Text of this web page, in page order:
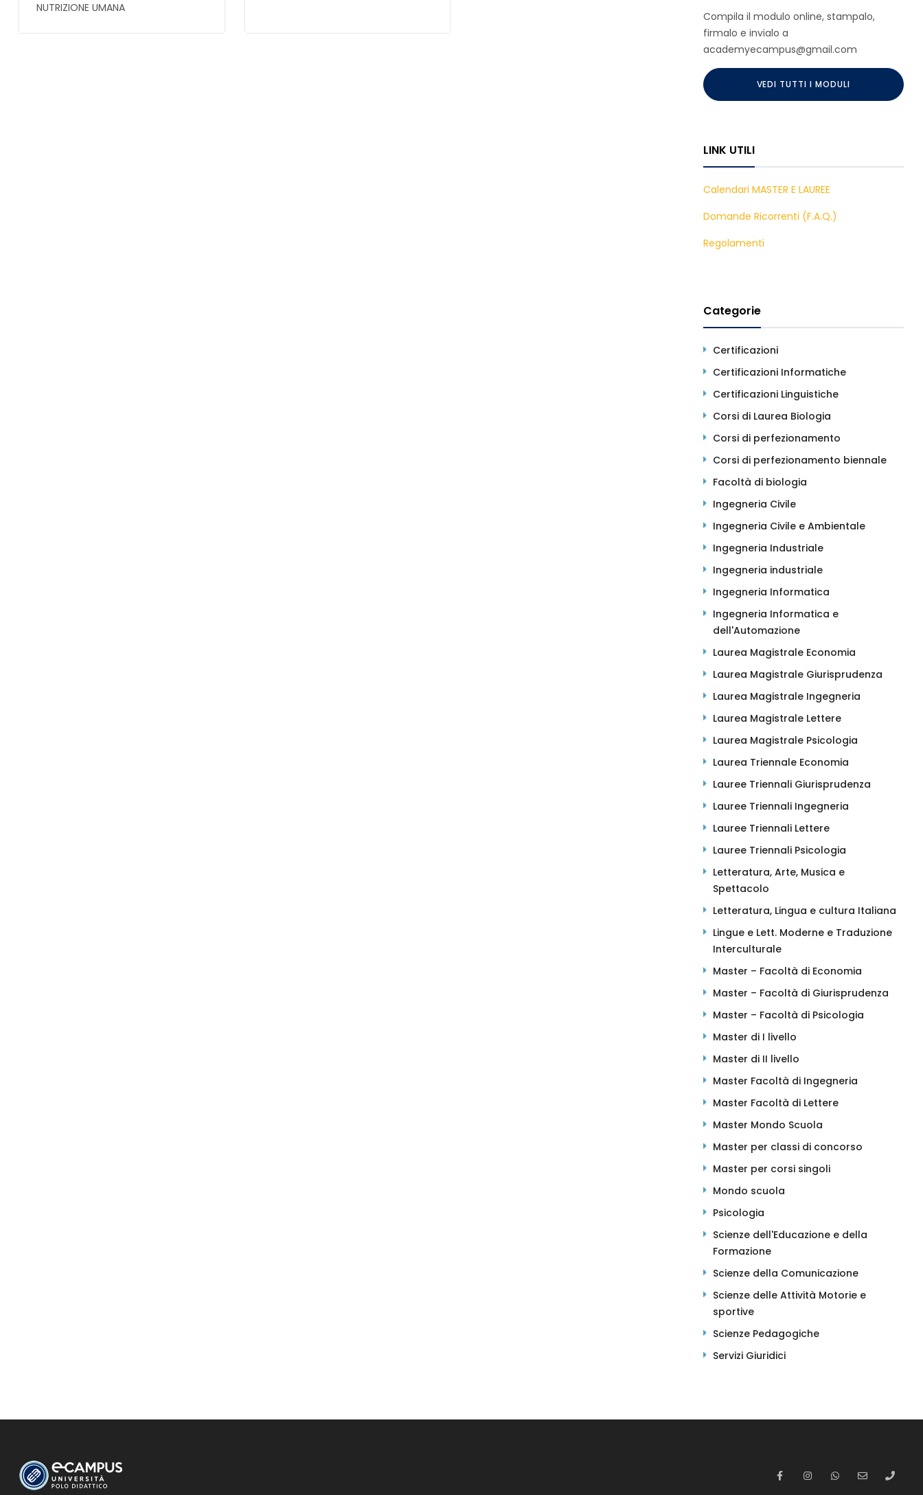
NUTRIZIONE UMANA
Compila il modulo online, stampalo,
firmalo e invialo a
academyecampus@gmail.com
VEDI TUTTI I MODULI
LINK UTILI
Calendari MASTER E LAUREE
Domande Ricorrenti (F.A.Q.)
Regolamenti
Categorie
Certificazioni
Certificazioni Informatiche
Certificazioni Linguistiche
Corsi di Laurea Biologia
Corsi di perfezionamento
Corsi di perfezionamento biennale
Facoltà di biologia
Ingegneria Civile
Ingegneria Civile e Ambientale
Ingegneria Industriale
Ingegneria industriale
Ingegneria Informatica
Ingegneria Informatica e
dell'Automazione
Laurea Magistrale Economia
Laurea Magistrale Giurisprudenza
Laurea Magistrale Ingegneria
Laurea Magistrale Lettere
Laurea Magistrale Psicologia
Laurea Triennale Economia
Lauree Triennali Giurisprudenza
Lauree Triennali Ingegneria
Lauree Triennali Lettere
Lauree Triennali Psicologia
Letteratura, Arte, Musica e
Spettacolo
Letteratura, Lingua e cultura Italiana
Lingue e Lett. Moderne e Traduzione
Interculturale
Master – Facoltà di Economia
Master – Facoltà di Giurisprudenza
Master – Facoltà di Psicologia
Master di I livello
Master di II livello
Master Facoltà di Ingegneria
Master Facoltà di Lettere
Master Mondo Scuola
Master per classi di concorso
Master per corsi singoli
Mondo scuola
Psicologia
Scienze dell'Educazione e della
Formazione
Scienze della Comunicazione
Scienze delle Attività Motorie e
sportive
Scienze Pedagogiche
Servizi Giuridici